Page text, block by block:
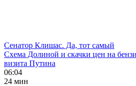
Сенатор Клишас. Да, тот самый
Схема Долиной и скачки цен на
визита Путина
06:04
24 мин